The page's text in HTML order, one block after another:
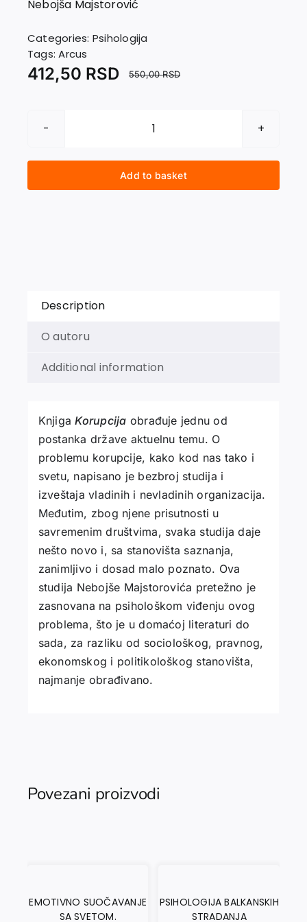
EU PROJECTS
Nebojša Majstorović
Categories: Psihologija
Tags:Arcus
550,00RSD
412,50 RSD
KORUPCIJA.
ekspanzija
Add to basket
Description
O autoru
Additional information
KnjigaKorupcija obrađuje jednu od
postanka države aktuelnu temu. O
problemu korupcije, kako kod nas tako i
svetu, napisano je bezbroj studija i
izveštaja vladinih i nevladinih organizacija.
Međutim, zbog njene prisutnosti u
savremenim društvima, svaka studija daje
nešto novo i, sa stanovišta saznanja,
zanimljivo i dosad malo poznato. Ova
studija Nebojše Majstorovića pretežno je
zasnovana na psihološkom viđenju ovog
problema, što je u domaćoj literaturi do
sada, za razliku od sociološkog, pravnog,
ekonomskog i politikološkog stanovišta,
najmanje obrađivano.
Povezani proizvodi
EMOTIVNO SUOČAVANJE
SA SVETOM.
PSIHOLOGIJA BALKANSKIH
STRADANJA